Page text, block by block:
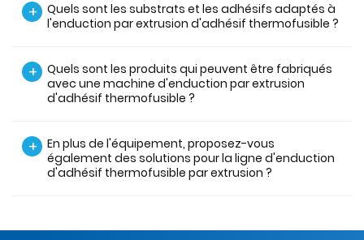
+
Quels sont les substrats et les adhésifs adaptés à
l'enduction par extrusion d'adhésif thermofusible ?
+
Quels sont les produits qui peuvent être fabriqués
avec une machine d'enduction par extrusion
d'adhésif thermofusible ?
+
En plus de l'équipement, proposez-vous
également des solutions pour la ligne d'enduction
d'adhésif thermofusible par extrusion ?